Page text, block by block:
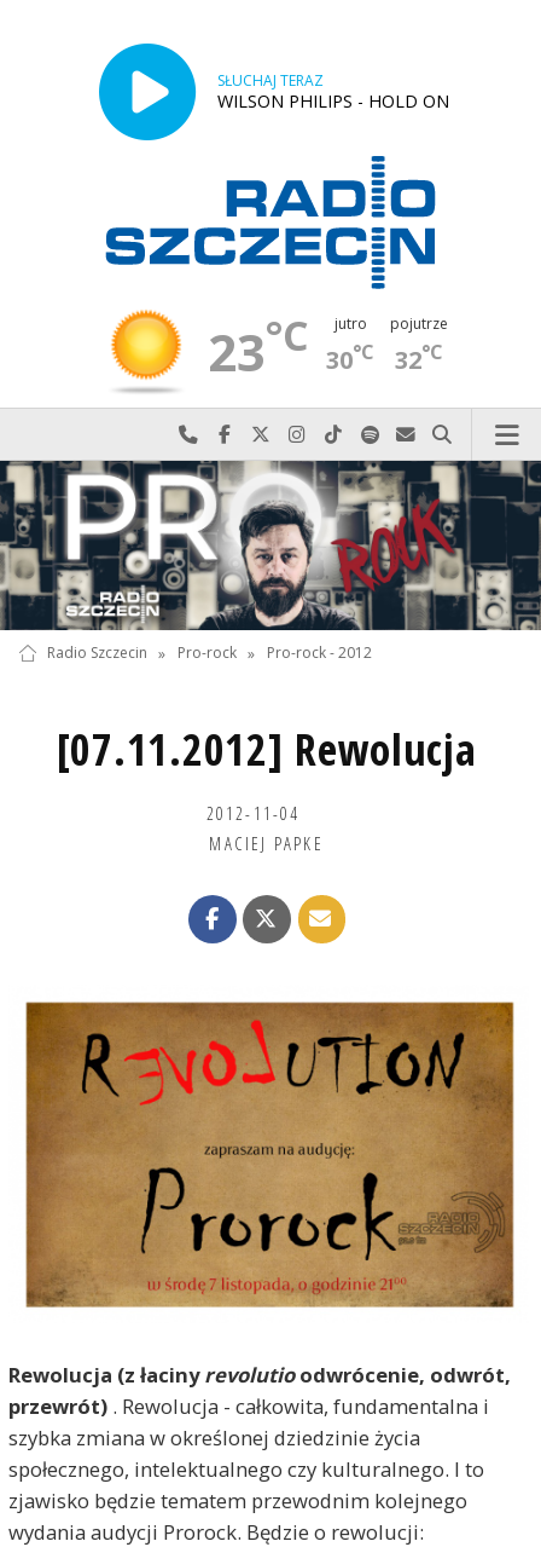
SŁUCHAJ TERAZ
WILSON PHILIPS - HOLD ON
23°C jutro
30°C
pojutrze
32°C
Najlepiej po prostu do nas zadzwoń
Odwiedź nas na Facebook-u
Odwiedź nas na X
Odwiedź nas na Instagram-ie
Odwiedź nas na TikTok-u
Szukaj nas na Spotify
Wyślij do nas
Szukaj
Radio Szczecin » Pro-rock » Pro-rock - 2012
[07.11.2012] Rewolucja
2012-11-04
MACIEJ PAPKE
Rewolucja (z łacinyrevolutioodwrócenie, odwrót,
przewrót). Rewolucja - całkowita, fundamentalna i
szybka zmiana w określonej dziedzinie życia
społecznego, intelektualnego czy kulturalnego. I to
zjawisko będzie tematem przewodnim kolejnego
wydania audycji Prorock. Będzie o rewolucji: